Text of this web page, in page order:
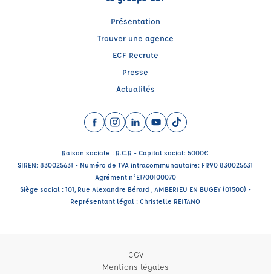
Présentation
Trouver une agence
ECF Recrute
Presse
Actualités
Facebook (nouvelle fenêtre)
Instagram (nouvelle fenêtre)
LinkedIn (nouvelle fenêtre)
YouTube (nouvelle fenêtre)
TikTok (nouvelle
Raison sociale : R.C.R - Capital social: 5000€
SIREN: 830025631 - Numéro de TVA intracommunautaire: FR90 830025631
Agrément n°E1700100070
Siège social : 101, Rue Alexandre Bérard , AMBERIEU EN BUGEY (01500) -
Représentant légal : Christelle REITANO
CGV
Mentions légales